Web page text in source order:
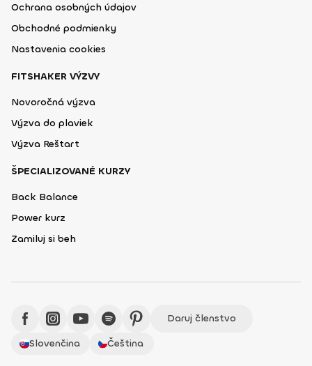
Ochrana osobných údajov
Obchodné podmienky
Nastavenia cookies
FITSHAKER VÝZVY
Novoročná výzva
Výzva do plaviek
Výzva Reštart
ŠPECIALIZOVANÉ KURZY
Back Balance
Power kurz
Zamiluj si beh
Daruj členstvo
Slovenčina
Čeština